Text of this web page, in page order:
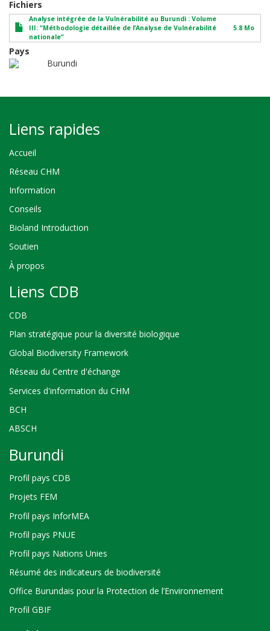
Fichiers
Analyse intégrée de la Vulnérabilité au Burundi : Volume
III: “Méthodologie détaillée de l’Analyse de Vulnérabilité
nationale”
5.8 Mo
Pays
Burundi
Liens rapides
Accueil
Réseau CHM
Information
Conseils
Bioland Introduction
Soutien
À propos
Liens CDB
CDB
Plan stratégique pour la diversité biologique
Global Biodiversity Framework
Réseau du Centre d'échange
Services d'information du CHM
BCH
ABSCH
Burundi
Profil pays CDB
Projets FEM
Profil pays InforMEA
Profil pays PNUE
Profil pays Nations Unies
Résumé des indicateurs de biodiversité
Office Burundais pour la Protection de l’Environnement
Profil GBIF